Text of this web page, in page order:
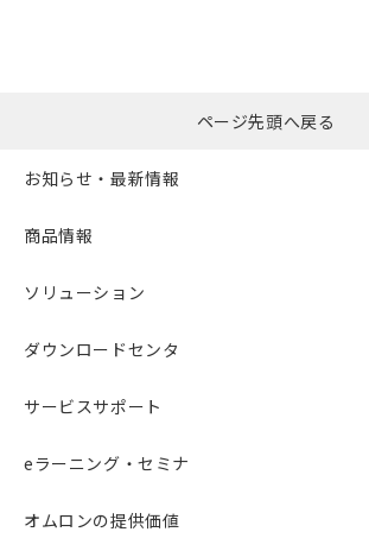
ページ先頭へ戻る
お知らせ・最新情報
商品情報
ソリューション
ダウンロードセンタ
サービスサポート
eラーニング・セミナ
オムロンの提供価値